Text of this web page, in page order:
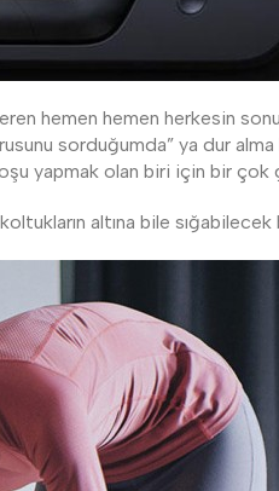
hemen hemen herkesin
sorduğumda” ya dur
yapmak olan biri için bir
altına bile